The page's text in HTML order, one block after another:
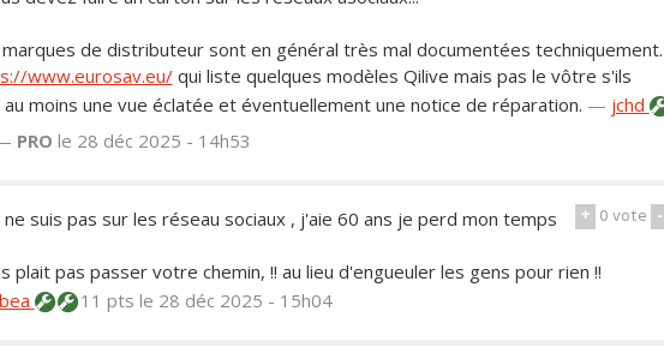
de distributeur sont en général très mal documentées techniquement.
www.eurosav.eu/qui liste quelques modèles Qilive mais pas le vôtre s'ils
moins une vue éclatée et éventuellement une notice de réparation. — jchd
PRO le 28 déc 2025 - 14h53
+ 0vote -
suis pas sur les réseau sociaux , j'aie 60 ans je perd mon temps
plait pas passer votre chemin, !! au lieu d'engueuler les gens pour rien !!
bea 11 pts le 28 déc 2025 - 15h04